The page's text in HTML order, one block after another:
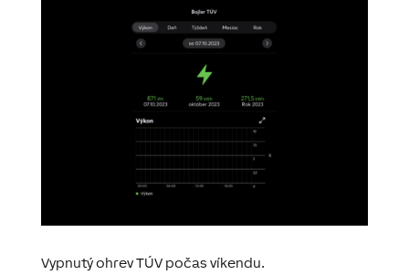
Vypnutý ohrev TÚV počas víkendu.